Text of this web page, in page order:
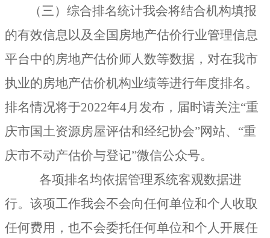
（三）综合排名统计我会将结合机构填报
的有效信息以及全国房地产估价行业管理信息
平台中的房地产估价师人数等数据，对在我市
执业的房地产估价机构业绩等进行年度排名。
排名情况将于2022年4月发布，届时请关注“重
庆市国土资源房屋评估和经纪协会”网站、 “重
庆市不动产估价与登记”微信公众号。
各项排名均依据管理系统客观数据进
行。该项工作我会不会向任何单位和个人收取
任何费用，也不会委托任何单位和个人开展任